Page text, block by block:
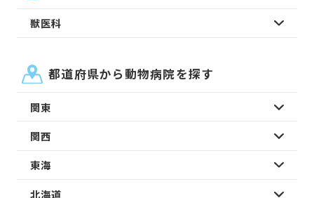
獣医科
都道府県から動物病院を探す
関東
関西
東海
北海道